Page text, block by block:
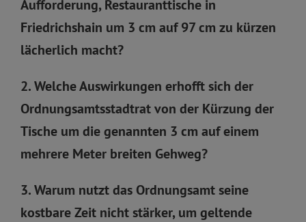
Aufforderung, Restauranttische in
Friedrichshain um 3 cm auf 97 cm zu kürzen
lächerlich macht?
2. Welche Auswirkungen erhofft sich der
Ordnungsamtsstadtrat von der Kürzung der
Tische um die genannten 3 cm auf einem
mehrere Meter breiten Gehweg?
3. Warum nutzt das Ordnungsamt seine
kostbare Zeit nicht stärker, um geltende